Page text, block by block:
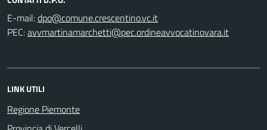
E-mail:
PEC:
LINK UTILI
Regione Piemonte